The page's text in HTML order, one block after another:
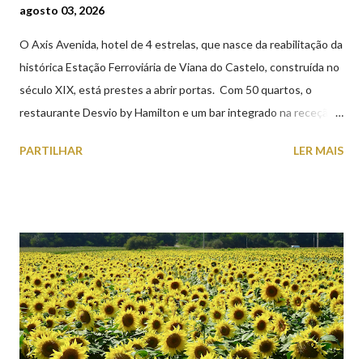
agosto 03, 2026
O Axis Avenida, hotel de 4 estrelas, que nasce da reabilitação da
histórica Estação Ferroviária de Viana do Castelo, construída no
século XIX, está prestes a abrir portas. Com 50 quartos, o
restaurante Desvio by Hamilton e um bar integrado na receção,
peças históricas cedidas pela IP Património que homenageiam a
PARTILHAR LER MAIS